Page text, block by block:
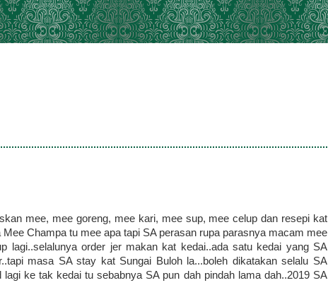
mee, mee goreng, mee kari, mee sup, mee celup dan resepi kat
Champa tu mee apa tapi SA perasan rupa parasnya macam mee
lagi..selalunya order jer makan kat kedai..ada satu kedai yang SA
masa SA stay kat Sungai Buloh la...boleh dikatakan selalu SA
ke tak kedai tu sebabnya SA pun dah pindah lama dah..2019 SA